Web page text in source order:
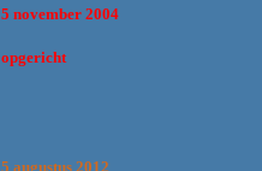
5 november 2004
opgericht
5 augustus 2012